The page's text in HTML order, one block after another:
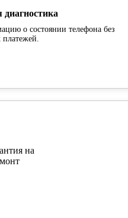
диагностика
о состоянии телефона без
платежей.